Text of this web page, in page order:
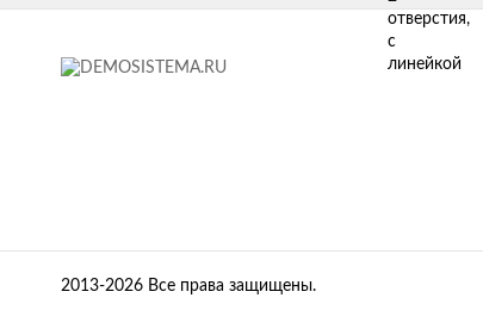
2013-2026 Все права защищены.